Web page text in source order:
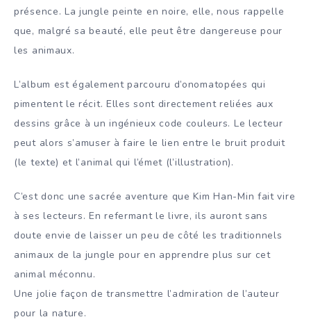
présence. La jungle peinte en noire, elle, nous rappelle
que, malgré sa beauté, elle peut être dangereuse pour
les animaux.
L’album est également parcouru d’onomatopées qui
pimentent le récit. Elles sont directement reliées aux
dessins grâce à un ingénieux code couleurs. Le lecteur
peut alors s’amuser à faire le lien entre le bruit produit
(le texte) et l’animal qui l’émet (l’illustration).
C’est donc une sacrée aventure que Kim Han-Min fait vire
à ses lecteurs. En refermant le livre, ils auront sans
doute envie de laisser un peu de côté les traditionnels
animaux de la jungle pour en apprendre plus sur cet
animal méconnu.
Une jolie façon de transmettre l’admiration de l’auteur
pour la nature.